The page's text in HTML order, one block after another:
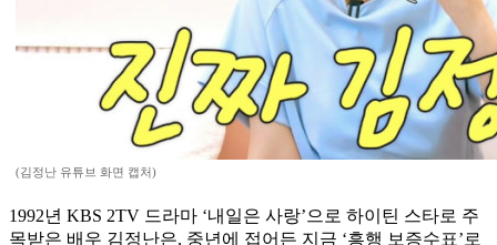
(김정난 유튜브 화면 캡처)
1992년 KBS 2TV 드라마 ‘내일은 사랑’으로 하이틴 스타로 주
목받은 배우 김정난은, 중년에 접어든 지금 ‘흥행 보증수표’로